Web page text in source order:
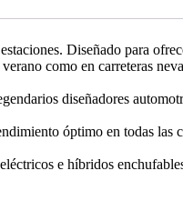
Diseñado para
como en carreteras
diseñadores
óptimo en todas
e híbridos